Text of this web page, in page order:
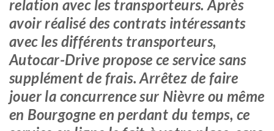
relation avec les transporteurs. Après
avoir réalisé des contrats intéressants
avec les différents transporteurs,
Autocar-Drive propose ce service sans
supplément de frais. Arrêtez de faire
jouer la concurrence sur Nièvre ou même
en Bourgogne en perdant du temps, ce